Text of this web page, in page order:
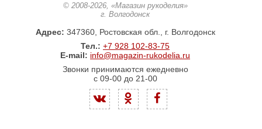
© 2008-2026, «Магазин рукоделия»
г. Волгодонск
Адрес: 347360, Ростовская обл., г. Волгодонск
Тел.: +7 928 102-83-75
E-mail: info@magazin-rukodelia.ru
Звонки принимаются ежедневно
с 09-00 до 21-00